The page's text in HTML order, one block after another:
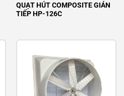
QUẠT HÚT COMPOSITE GIÁN
TIẾP HP-126C